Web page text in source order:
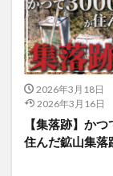
2026年3月18日
2026年3月16日
【集落跡】か
住んだ鉱山集落
ビアガーデン
フルーツ
ヘルシー
ラバーダック
リンクスクエ
中央町